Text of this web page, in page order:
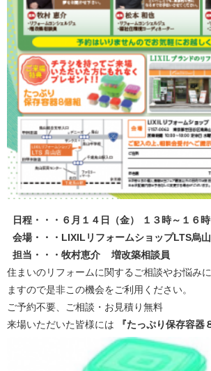
日程・・・６月１４日（金） １ ３時～１６
会場・・・LIXILリフォームショップLTS烏
担当・・・牧村恵介 増改築相談員
住まいのリフォームに関するご相談やお悩み
ますので是非この機会をご利用ください。
ご予約不要、ご相談・お見積り無料
来場いただいた皆様には
『たっぷり保存容器